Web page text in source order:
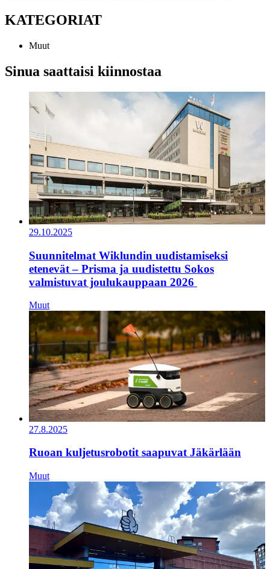
KATEGORIAT
Muut
Sinua saattaisi kiinnostaa
29.10.2025
Suunnitelmat Wiklundin uudistamiseksi
etenevät – Prisma ja uudistettu Sokos
valmistuvat joulukauppaan 2026
Muut
27.8.2025
Ruoan kuljetusrobotit saapuvat Jäkärlään
Muut